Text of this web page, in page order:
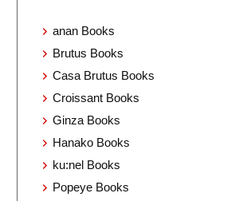
anan Books
Brutus Books
Casa Brutus Books
Croissant Books
Ginza Books
Hanako Books
ku:nel Books
Popeye Books